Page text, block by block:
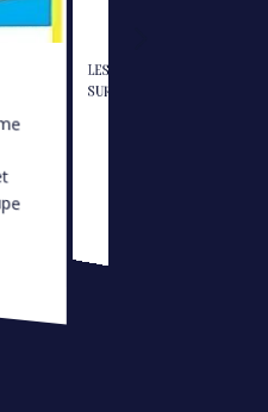
-
LES VOITURETTES SONT
SUR LE PARCOURS